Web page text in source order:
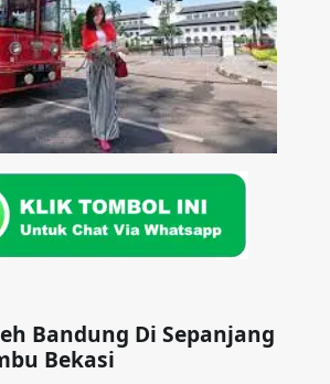
Bandung Di Sepanjang
Bekasi